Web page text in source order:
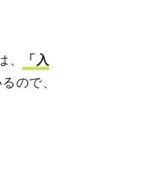
、
「入
ので、